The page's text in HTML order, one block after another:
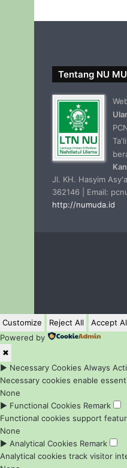
Tentang NU
Jl. KH. Hasyim
362146 | Email:
http://numuda.id
Customize Reject All
Accept
Powered by
✖
► Necessary Cookies Always
Necessary cookies enable
None
► Functional Cookies Remark
Functional cookies support
None
► Analytical Cookies Remark
Analytical cookies track visitor